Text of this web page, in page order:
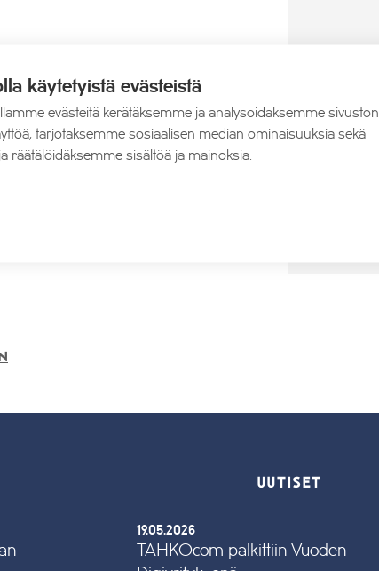
UUTISET
19.05.2026
TAHKOcom palkittiin Vuoden
käytetyistä evästeistä
evästeitä kerätäksemme ja analysoidaksemme sivuston
tarjotaksemme sosiaalisen median ominaisuuksia sekä
räätälöidäksemme sisältöä ja mainoksia.